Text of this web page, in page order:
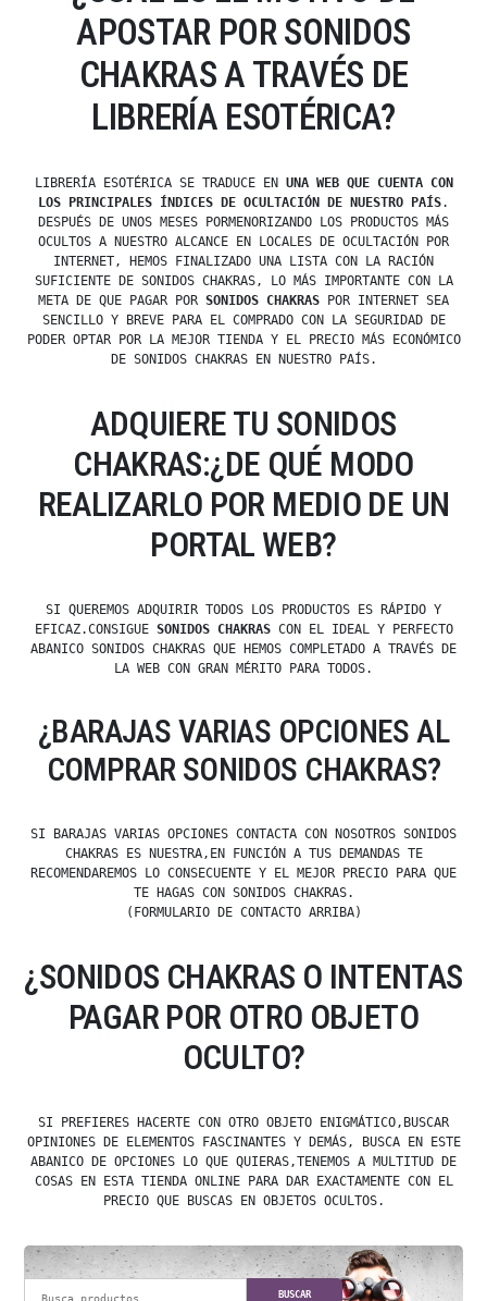
APOSTAR POR SONIDOS
CHAKRAS A TRAVÉS DE
LIBRERÍA ESOTÉRICA?
LIBRERÍA ESOTÉRICA SE TRADUCE EN UNA WEB QUE CUENTA CON
LOS PRINCIPALES ÍNDICES DE OCULTACIÓN DE NUESTRO PAÍS.
DESPUÉS DE UNOS MESES PORMENORIZANDO LOS PRODUCTOS MÁS
OCULTOS A NUESTRO ALCANCE EN LOCALES DE OCULTACIÓN POR
INTERNET, HEMOS FINALIZADO UNA LISTA CON LA RACIÓN
SUFICIENTE DE SONIDOS CHAKRAS, LO MÁS IMPORTANTE CON LA
META DE QUE PAGAR POR SONIDOS CHAKRAS POR INTERNET SEA
SENCILLO Y BREVE PARA EL COMPRADO CON LA SEGURIDAD DE
PODER OPTAR POR LA MEJOR TIENDA Y EL PRECIO MÁS ECONÓMICO
DE SONIDOS CHAKRAS EN NUESTRO PAÍS.
ADQUIERE TU SONIDOS
CHAKRAS:¿DE QUÉ MODO
REALIZARLO POR MEDIO DE UN
PORTAL WEB?
SI QUEREMOS ADQUIRIR TODOS LOS PRODUCTOS ES RÁPIDO Y
EFICAZ.CONSIGUE SONIDOS CHAKRASCON EL IDEAL Y PERFECTO
ABANICO SONIDOS CHAKRAS QUE HEMOS COMPLETADO A TRAVÉS DE
LA WEB CON GRAN MÉRITO PARA TODOS.
¿BARAJAS VARIAS OPCIONES AL
COMPRAR SONIDOS CHAKRAS?
SI BARAJAS VARIAS OPCIONES CONTACTA CON NOSOTROS SONIDOS
CHAKRAS ES NUESTRA,EN FUNCIÓN A TUS DEMANDAS TE
RECOMENDAREMOS LO CONSECUENTE Y EL MEJOR PRECIO PARA QUE
TE HAGAS CON SONIDOS CHAKRAS.
(FORMULARIO DE CONTACTO ARRIBA)
¿SONIDOS CHAKRAS O INTENTAS
PAGAR POR OTRO OBJETO
OCULTO?
SI PREFIERES HACERTE CON OTRO OBJETO ENIGMÁTICO,BUSCAR
OPINIONES DE ELEMENTOS FASCINANTES Y DEMÁS, BUSCA EN ESTE
ABANICO DE OPCIONES LO QUE QUIERAS,TENEMOS A MULTITUD DE
COSAS EN ESTA TIENDA ONLINE PARA DAR EXACTAMENTE CON EL
PRECIO QUE BUSCAS EN OBJETOS OCULTOS.
BUSCAR